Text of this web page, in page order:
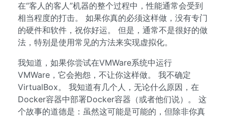
在“客人的客人”机器的整个过程中，性能通常会受到
相当程度的打击。 如果你真的必须这样做，没有专门
的硬件和软件，祝你好运。 但是，通常不是很好的做
法，特别是使用常见的方法来实现虚拟化。
我知道，如果你尝试在VMWare系统中运行
VMWare，它会抱怨，不让你这样做。 我不确定
VirtualBox。 我知道有几个人，无论什么原因，在
Docker容器中部署Docker容器（或者他们说）。 这
个故事的道德是：虽然这可能是可能的，但除非你真